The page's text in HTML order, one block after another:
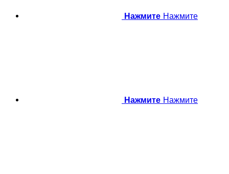
Нажмите Нажмите
Нажмите Нажмите